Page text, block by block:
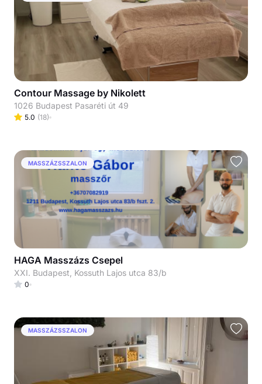
Contour Massage by Nikolett
1026 Budapest Pasaréti út 49
5.0 (18)
MASSZÁZSSZALON
HAGA Masszázs Csepel
XXI. Budapest, Kossuth Lajos utca 83/b
0
MASSZÁZSSZALON